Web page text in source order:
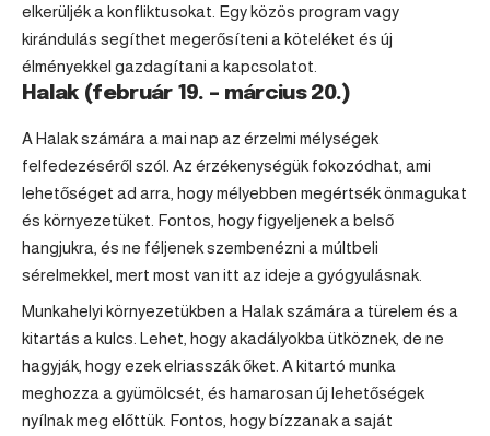
elkerüljék a konfliktusokat. Egy közös program vagy
kirándulás segíthet megerősíteni a köteléket és új
élményekkel gazdagítani a kapcsolatot.
Halak (február 19. – március 20.)
A Halakszámára a mai nap az érzelmi mélységek
felfedezéséről szól. Az érzékenységük fokozódhat, ami
lehetőséget ad arra, hogy mélyebben megértsék önmagukat
és környezetüket. Fontos, hogy figyeljenek a belső
hangjukra, és ne féljenek szembenézni a múltbeli
sérelmekkel, mert most van itt az ideje a gyógyulásnak.
Munkahelyi környezetükben a Halak számára a türelem és a
kitartás a kulcs. Lehet, hogy akadályokba ütköznek, de ne
hagyják, hogy ezek elriasszák őket. A kitartó munka
meghozza a gyümölcsét, és hamarosan új lehetőségek
nyílnak meg előttük. Fontos, hogy bízzanak a saját